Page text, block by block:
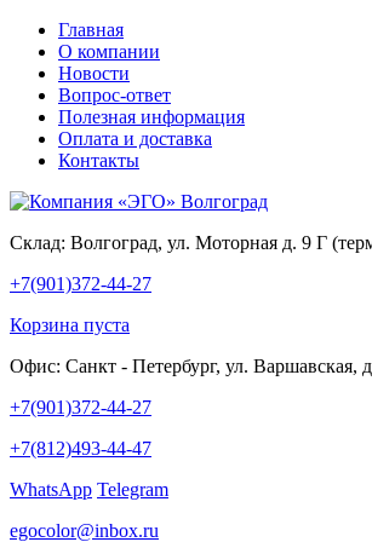
Главная
О компании
Новости
Вопрос-ответ
Полезная информация
Оплата и доставка
Контакты
Склад: Волгоград, ул. Моторная д. 9 Г
+7(901)372-44-27
Корзина пуста
Офис: Санкт - Петербург, ул. Варшавская,
+7(901)372-44-27
+7(812)493-44-47
WhatsApp Telegram
egocolor@inbox.ru